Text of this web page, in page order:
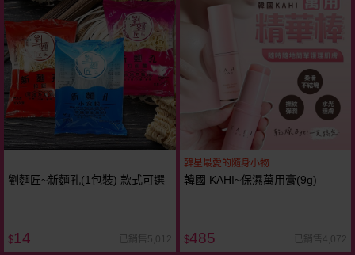
劉麵匠~新麵孔(1包裝) 款式可選
$14 已銷售5,012
韓星最愛的隨身小物
韓國 KAHI~保濕萬用膏(9g)
$485 已銷售4,072